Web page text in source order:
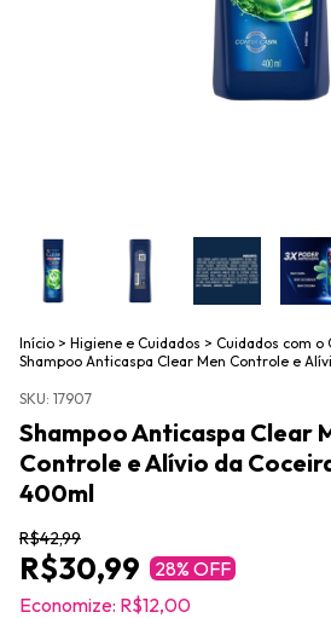
Início > Higiene e Cuidados > Cuidados com o
Shampoo Anticaspa Clear Men Controle e
SKU: 17907
Shampoo Anticaspa Clear
Controle e Alívio da
400ml
R$42,99
R$30,99 28% OFF
Economize: R$12,00